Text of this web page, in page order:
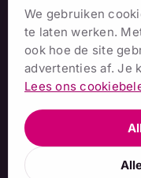
7001 EX Doetinchem
info@smarthub.nl
06 38 06 65 16
© 2026 Stichting
gewoon.
We gebruiken
te laten werken.
ook hoe de site
advertenties af. Je
Lees ons